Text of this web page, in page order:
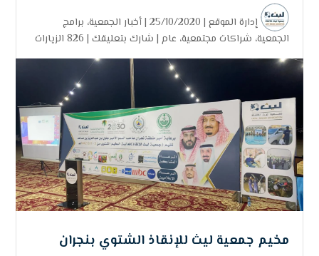
إدارة الموقع | 25/10/2020 | أخبار الجمعية، برامج
الجمعية، شراكات مجتمعية، عام | شارك بتعليقك | 826 الزيارات
مخيم جمعية ليث للإنقاذ الشتوي بنجران